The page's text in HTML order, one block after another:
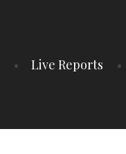
Live Reports